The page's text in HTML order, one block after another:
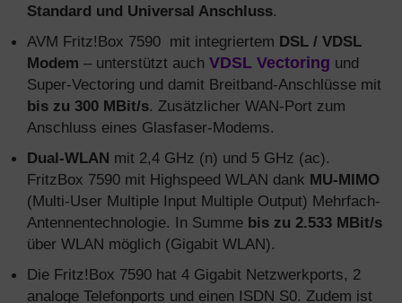
Standard und Universal Anschluss.
AVM Fritz!Box 7590 mit integriertem DSL / VDSL
Modem – unterstützt auch VDSL Vectoring und
Super-Vectoring und damit Breitband-Anschlüsse mit
bis zu 300 MBit/s. Zusätzlicher WAN-Port zum
Anschluss eines Glasfaser-Modems.
Dual-WLAN mit 2,4 GHz (n) und 5 GHz (ac).
FritzBox 7590 mit Highspeed WLAN dank MU-MIMO
(Multi-User Multiple Input Multiple Output) Mehrfach-
Antennentechnologie. In Summe bis zu 2.533 MBit/s
über WLAN möglich (Gigabit WLAN).
Die Fritz!Box 7590 hat 4 Gigabit Netzwerkports, 2
analoge Telefonports und einen ISDN S0. Zudem ist